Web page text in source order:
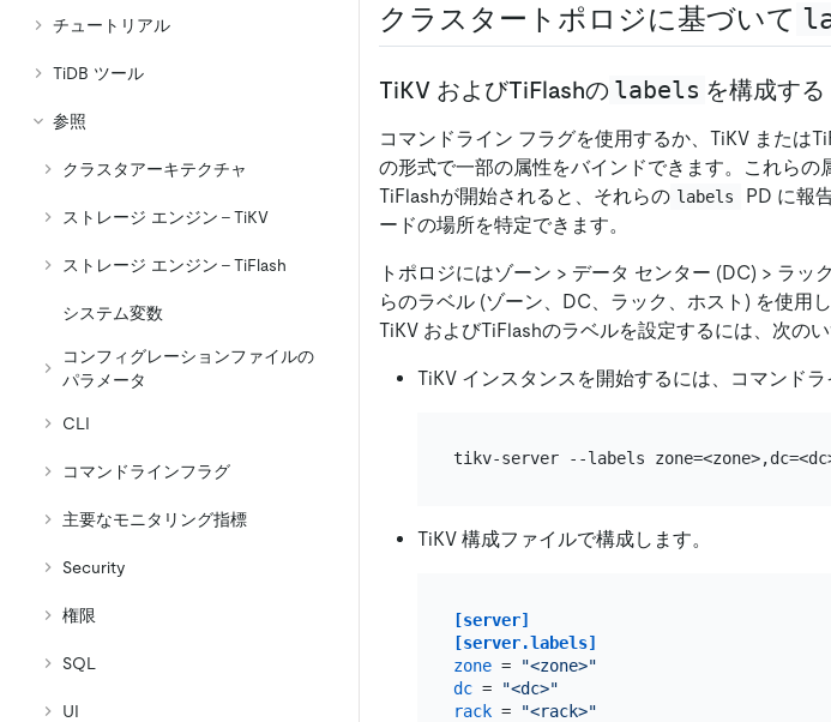
チュートリアル
TiDB ツール
参照
クラスタアーキテクチャ
ストレージ エンジン - TiKV
ストレージ エンジン - TiFlash
システム変数
コンフィグレーションファイルの
パラメータ
CLI
コマンドラインフラグ
主要なモニタリング指標
Security
権限
SQL
UI
クラスタートポロジに基づいて
TiKV およびTiFlashの labels を構成する
コマンドライン フラグを使用するか、TiKV または
の形式で一部の属性をバインドできます。これらの
TiFlashが開始されると、それらの labels
PD に報
ードの場所を特定できます。
トポロジにはゾーン > データ センター (DC) > ラック
らのラベル (ゾーン、DC、ラック、ホスト) を使用
TiKV およびTiFlashのラベルを設定するには、次の
TiKV インスタンスを開始するには、コマンドラ
TiKV 構成ファイルで構成します。
[server]
[server.labels]
zone =
"<zone>"
dc =
"<dc>"
rack =
"<rack>"